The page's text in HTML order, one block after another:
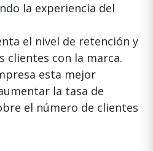
la experiencia del
el nivel de retención y
clientes con la marca.
esta mejor
la tasa de
el número de clientes